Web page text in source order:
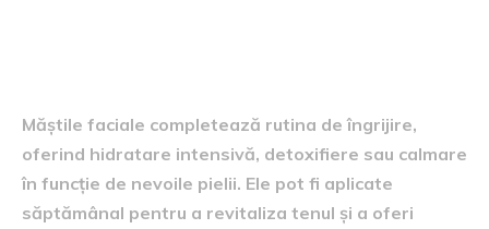
Măștile faciale completează rutina de îngrijire,
oferind hidratare intensivă, detoxifiere sau calmare
în funcție de nevoile pielii. Ele pot fi aplicate
săptămânal pentru a revitaliza tenul și a oferi